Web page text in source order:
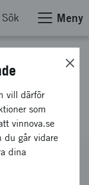
Sök Meny
vill därför
som
vinnova.se
du går vidare
dina